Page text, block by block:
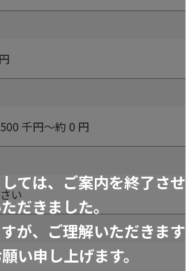
ては、ご案内を終了させ
だきました。
が、ご理解いただきます
い申し上げます。
千円～約 0 円
い